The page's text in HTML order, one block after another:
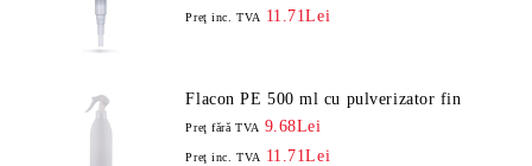
Preţ inc. TVA 11.71Lei
Flacon PE 500 ml cu pulverizator fin
Preţ fără TVA 9.68Lei
Preţ inc. TVA 11.71Lei